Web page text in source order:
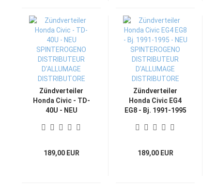
Zündverteiler
Honda Civic - TD-
40U - NEU
DISTRIBUTEUR
DISTRIBUTORE
189,00 EUR
Zündverteiler
Honda Civic EG4
EG8 - Bj. 1991-1995
SPINTEROGENO
D'ALLUMAGE
DISTRIBUTORE
189,00 EUR